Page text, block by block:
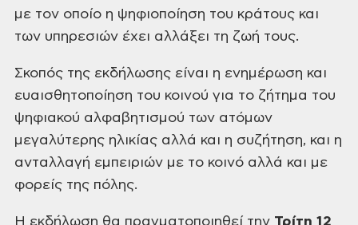
με τον οποίο η ψηφιοποίηση του κράτους και
των υπηρεσιών έχει αλλάξει τη ζωή τους.
Σκοπός της εκδήλωσης είναι η ενημέρωση και
ευαισθητοποίηση του κοινού για το ζήτημα του
ψηφιακού αλφαβητισμού των ατόμων
μεγαλύτερης ηλικίας αλλά και η συζήτηση, και η
ανταλλαγή εμπειριών με το κοινό αλλά και με
φορείς της πόλης.
Η εκδήλωση θα πραγματοποιηθεί την Τρίτη 12